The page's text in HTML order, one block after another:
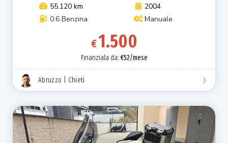
55.120 km
2004
0.6 Benzina
Manuale
€1.500
Finanziala da: €52/mese
Abruzzo | Chieti